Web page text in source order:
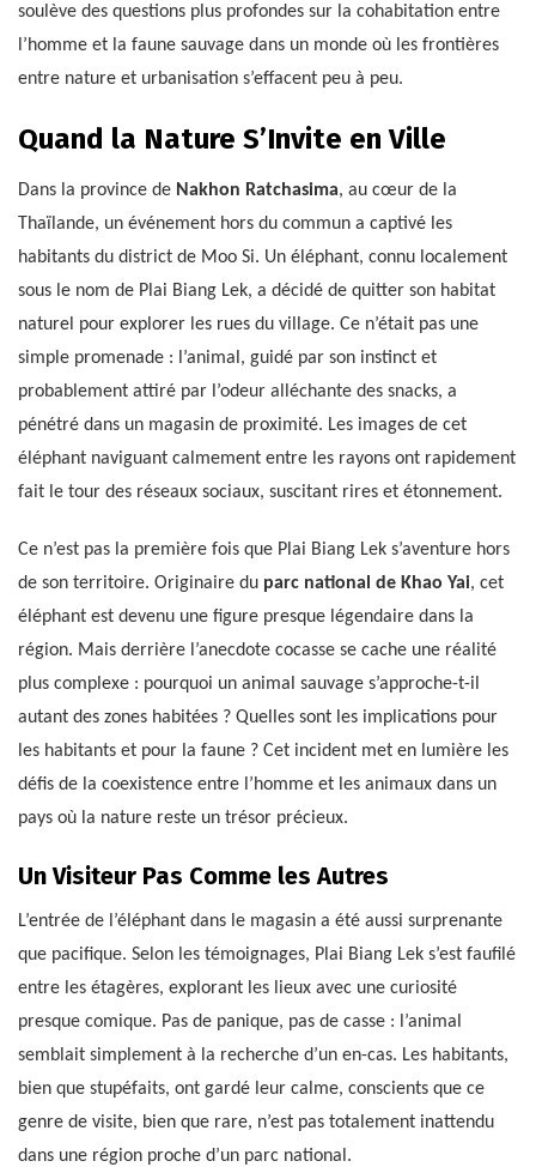
soulève des questions plus profondes sur la cohabitation entre
l’homme et la faune sauvage dans un monde où les frontières
entre nature et urbanisation s’effacent peu à peu.
Quand la Nature S’Invite en Ville
Dans la province de Nakhon Ratchasima, au cœur de la
Thaïlande, un événement hors du commun a captivé les
habitants du district de Moo Si. Un éléphant, connu localement
sous le nom de Plai Biang Lek, a décidé de quitter son habitat
naturel pour explorer les rues du village. Ce n’était pas une
simple promenade : l’animal, guidé par son instinct et
probablement attiré par l’odeur alléchante des snacks, a
pénétré dans un magasin de proximité. Les images de cet
éléphant naviguant calmement entre les rayons ont rapidement
fait le tour des réseaux sociaux, suscitant rires et étonnement.
Ce n’est pas la première fois que Plai Biang Lek s’aventure hors
de son territoire. Originaire du parc national de Khao Yai, cet
éléphant est devenu une figure presque légendaire dans la
région. Mais derrière l’anecdote cocasse se cache une réalité
plus complexe : pourquoi un animal sauvage s’approche-t-il
autant des zones habitées ? Quelles sont les implications pour
les habitants et pour la faune ? Cet incident met en lumière les
défis de la coexistence entre l’homme et les animaux dans un
pays où la nature reste un trésor précieux.
Un Visiteur Pas Comme les Autres
L’entrée de l’éléphant dans le magasin a été aussi surprenante
que pacifique. Selon les témoignages, Plai Biang Lek s’est faufilé
entre les étagères, explorant les lieux avec une curiosité
presque comique. Pas de panique, pas de casse : l’animal
semblait simplement à la recherche d’un en-cas. Les habitants,
bien que stupéfaits, ont gardé leur calme, conscients que ce
genre de visite, bien que rare, n’est pas totalement inattendu
dans une région proche d’un parc national.